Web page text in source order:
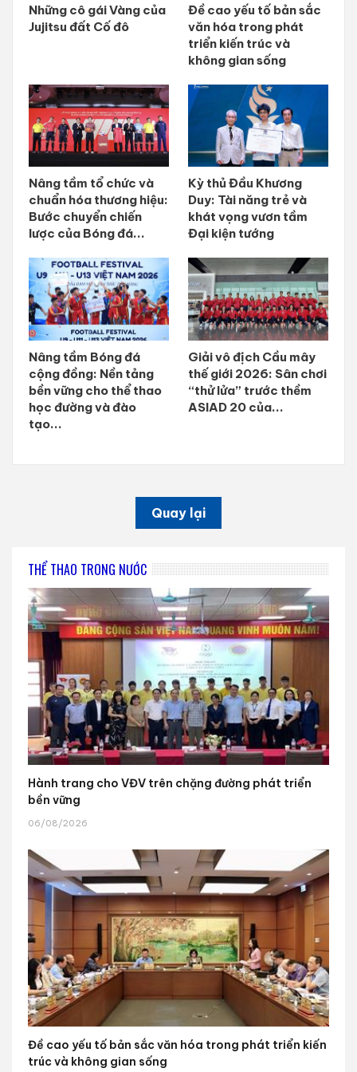
Những cô gái Vàng của
Jujitsu đất Cố đô
Đề cao yếu tố bản sắc
văn hóa trong phát
triển kiến trúc và
không gian sống
Nâng tầm tổ chức và
chuẩn hóa thương hiệu:
Bước chuyển chiến
lược của Bóng đá...
Kỳ thủ Đầu Khương
Duy: Tài năng trẻ và
khát vọng vươn tầm
Đại kiện tướng
Nâng tầm Bóng đá
cộng đồng: Nền tảng
bền vững cho thể thao
học đường và đào
tạo...
Giải vô địch Cầu mây
thế giới 2026: Sân chơi
“thử lửa” trước thềm
ASIAD 20 của...
Quay lại
THỂ THAO TRONG NƯỚC
Hành trang cho VĐV trên chặng đường phát triển
bền vững
06/08/2026
Đề cao yếu tố bản sắc văn hóa trong phát triển kiến
trúc và không gian sống